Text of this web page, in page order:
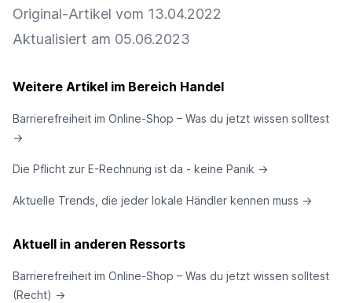
Original-Artikel vom 13.04.2022
Aktualisiert am 05.06.2023
Weitere Artikel im Bereich Handel
Barrierefreiheit im Online-Shop – Was du jetzt wissen solltest
→
Die Pflicht zur E-Rechnung ist da - keine Panik →
Aktuelle Trends, die jeder lokale Händler kennen muss →
Aktuell in anderen Ressorts
Barrierefreiheit im Online-Shop – Was du jetzt wissen solltest
(Recht) →